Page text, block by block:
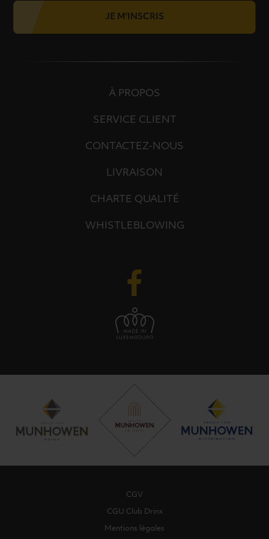
JE M'INSCRIS
À PROPOS
SERVICE CLIENT
CONTACTEZ-NOUS
LIVRAISON
CHARTE QUALITÉ
WHISTLEBLOWING
CGV
CGU Club Drinx
Mentions légales